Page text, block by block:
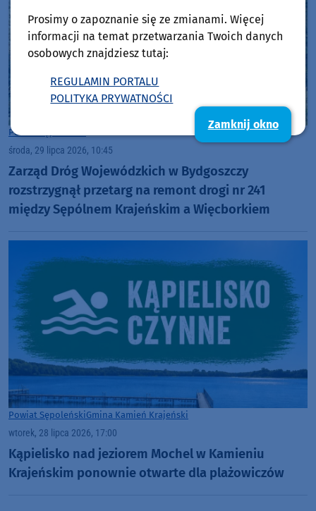
Powiat Sępoleński
środa, 29 lipca 2026, 10:45
Zarząd Dróg Wojewódzkich w Bydgoszczy
rozstrzygnął przetarg na remont drogi nr 241
między Sępólnem Krajeńskim a Więcborkiem
Powiat SępoleńskiGmina Kamień Krajeński
wtorek, 28 lipca 2026, 17:00
Kąpielisko nad jeziorem Mochel w Kamieniu
Krajeńskim ponownie otwarte dla plażowiczów
Prosimy o zapoznanie się ze zmianami. Więcej
informacji na temat przetwarzania Twoich danych
osobowych znajdziesz tutaj:
REGULAMIN PORTALU
POLITYKA PRYWATNOŚCI
Zamknij okno